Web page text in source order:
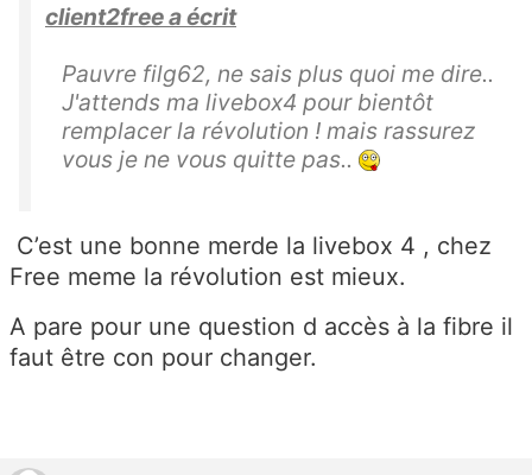
client2free a écrit
Pauvre filg62, ne sais plus quoi me dire..
J'attends ma livebox4 pour bientôt
remplacer la révolution ! mais rassurez
vous je ne vous quitte pas..
C’est une bonne merde la livebox 4 , chez
Free meme la révolution est mieux.
A pare pour une question d accès à la fibre il
faut être con pour changer.